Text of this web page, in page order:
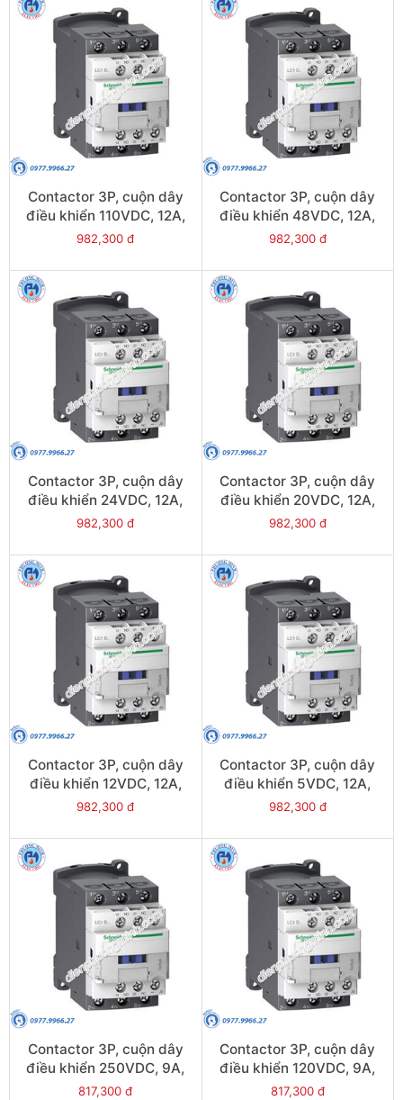
Contactor 3P, cuộn dây
điều khiển 110VDC, 12A,
1N/O, 1N/C - Model
982,300 đ
Contactor 3P, cuộn dây
điều khiển 48VDC, 12A,
1N/O, 1N/C - Model
982,300 đ
Contactor 3P, cuộn dây
điều khiển 24VDC, 12A,
1N/O, 1N/C - Model
982,300 đ
Contactor 3P, cuộn dây
điều khiển 20VDC, 12A,
1N/O, 1N/C - Model
982,300 đ
Contactor 3P, cuộn dây
điều khiển 12VDC, 12A,
1N/O, 1N/C - Model
982,300 đ
Contactor 3P, cuộn dây
điều khiển 5VDC, 12A,
1N/O, 1N/C - Model
982,300 đ
Contactor 3P, cuộn dây
điều khiển 250VDC, 9A,
1N/O, 1N/C - Model
817,300 đ
Contactor 3P, cuộn dây
điều khiển 120VDC, 9A,
1N/O, 1N/C - Model
817,300 đ